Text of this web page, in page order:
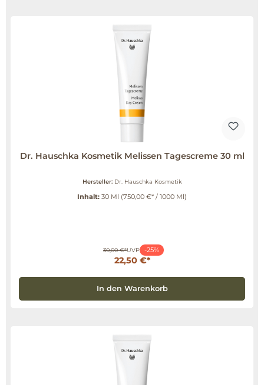
Dr. Hauschka Kosmetik Melissen Tagescreme 30 ml
Hersteller: Dr. Hauschka Kosmetik
Inhalt: 30 Ml (750,00 €* / 1000 Ml)
30,00 €*UVP -25%
22,50 €*
In den Warenkorb